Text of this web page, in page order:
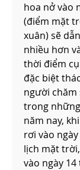
hoa nở vào
(điểm mặt
xuân) sẽ
nhiều hơn
thời điểm
đặc biệt
người chăm
trong
năm nay,
rơi vào
lịch mặt
vào ngày